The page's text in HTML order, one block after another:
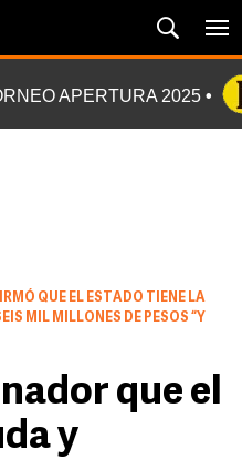
APERTURA 2025
QUE EL ESTADO TIENE LA
MIL MILLONES DE PESOS “Y
que el
y